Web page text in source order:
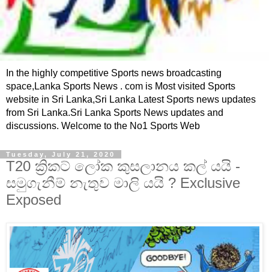
In the highly competitive Sports news broadcasting
space,Lanka Sports News . com is Most visited Sports
website in Sri Lanka,Sri Lanka Latest Sports news updates
from Sri Lanka.Sri Lanka Sports News updates and
discussions. Welcome to the No1 Sports Web
Tuesday, July 21, 2020
T20 ක්‍රිකට් ලෝක කුසලානය කල් යයි -
සමුගැනීම් නැතුව මාලි යයි ? Exclusive
Exposed